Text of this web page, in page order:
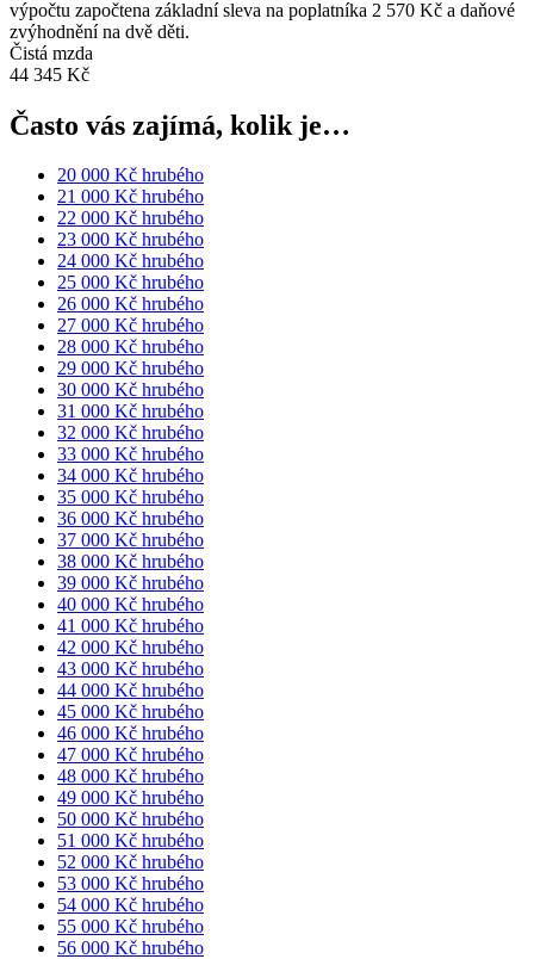
výpočtu započtena základní sleva na poplatníka 2 570 Kč a daňové
zvýhodnění na dvě děti.
Čistá mzda
44 345 Kč
Často vás zajímá, kolik je…
20 000 Kč hrubého
21 000 Kč hrubého
22 000 Kč hrubého
23 000 Kč hrubého
24 000 Kč hrubého
25 000 Kč hrubého
26 000 Kč hrubého
27 000 Kč hrubého
28 000 Kč hrubého
29 000 Kč hrubého
30 000 Kč hrubého
31 000 Kč hrubého
32 000 Kč hrubého
33 000 Kč hrubého
34 000 Kč hrubého
35 000 Kč hrubého
36 000 Kč hrubého
37 000 Kč hrubého
38 000 Kč hrubého
39 000 Kč hrubého
40 000 Kč hrubého
41 000 Kč hrubého
42 000 Kč hrubého
43 000 Kč hrubého
44 000 Kč hrubého
45 000 Kč hrubého
46 000 Kč hrubého
47 000 Kč hrubého
48 000 Kč hrubého
49 000 Kč hrubého
50 000 Kč hrubého
51 000 Kč hrubého
52 000 Kč hrubého
53 000 Kč hrubého
54 000 Kč hrubého
55 000 Kč hrubého
56 000 Kč hrubého